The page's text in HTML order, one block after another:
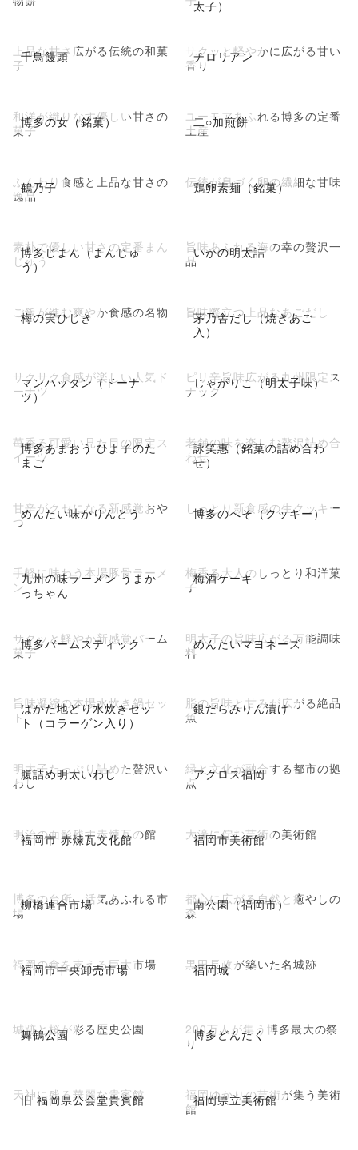
太子）
千鳥饅頭
上品な甘さ広がる伝統の和菓
子
チロリアン
サクッと軽やかに広がる甘い
香り
博多の女（銘菓）
和洋が織りなす優しい甘さの
菓子
二○加煎餅
ユーモアあふれる博多の定番
土産
鶴乃子
ふんわり食感と上品な甘さの
逸品
鶏卵素麺（銘菓）
伝統が息づく卵の繊細な甘味
博多じまん（まんじゅ
う）
素朴で優しい甘さの定番まん
じゅう
いかの明太詰
旨味あふれる海の幸の贅沢一
品
梅の実ひじき
ご飯が進む爽やか食感の名物
茅乃舎だし（焼きあご
入）
旨味際立つ上品なあごだし
マンハッタン（ドーナ
ツ）
サクサク食感が楽しい人気ド
ーナツ
じゃがりこ（明太子味）
ピリ辛旨味広がる九州限定ス
ナック
博多あまおう ひよ子のた
まご
苺香る可愛い見た目の限定ス
イーツ
詠笑惠（銘菓の詰め合わ
せ）
老舗の味を楽しむ贅沢詰め合
わせ
めんたい味かりんとう
甘辛がクセになる新感覚おや
つ
博多のへそ（クッキー）
しっとり新食感の生クッキー
九州の味ラーメン うまか
っちゃん
手軽に味わう本場豚骨ラーメ
ン
梅酒ケーキ
梅香る大人のしっとり和洋菓
子
博多バームスティック
サクッと軽やか新感覚バーム
菓子
めんたいマヨネーズ
明太子の旨味広がる万能調味
料
はかた地どり水炊きセッ
ト（コラーゲン入り）
旨味凝縮の本場水炊き鍋セッ
ト
銀だらみりん漬け
脂の旨味と甘みが広がる絶品
魚
腹詰め明太いわし
明太子たっぷり詰めた贅沢い
わし
アクロス福岡
緑と文化が融合する都市の拠
点
福岡市 赤煉瓦文化館
明治の面影残す赤煉瓦の館 福岡市美術館
大濠に佇む芸術の美術館
柳橋連合市場
博多の台所、活気あふれる市
場
南公園（福岡市）
都心に広がる自然と癒やしの
森
福岡市中央卸売市場
福岡の食を支える巨大市場 福岡城
黒田長政が築いた名城跡
舞鶴公園
城跡と桜が彩る歴史公園 博多どんたく
200万人が集う博多最大の祭
り
旧 福岡県公会堂貴賓館
天神に残る華麗な貴賓館 福岡県立美術館
福岡ゆかりの芸術が集う美術
館